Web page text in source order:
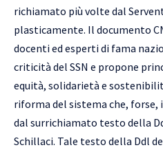
richiamato più volte dal
plasticamente. Il documento
docenti ed esperti di fama
criticità del SSN e propone
equità, solidarietà e
riforma del sistema che,
dal surrichiamato testo della
Schillaci. Tale testo della Ddl